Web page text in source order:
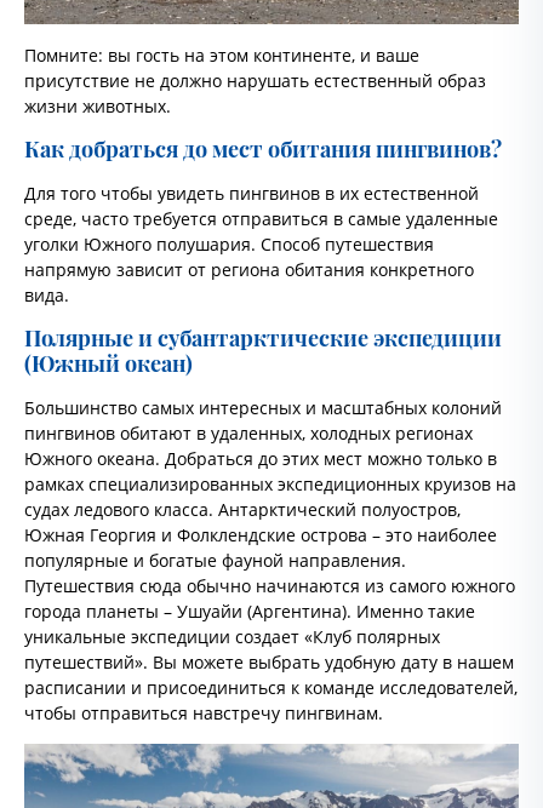
Помните: вы гость на этом континенте, и ваше
присутствие не должно нарушать естественный образ
жизни животных.
Как добраться до мест обитания пингвинов?
Для того чтобы увидеть пингвинов в их естественной
среде, часто требуется отправиться в самые удаленные
уголки Южного полушария. Способ путешествия
напрямую зависит от региона обитания конкретного
вида.
Полярные и субантарктические экспедиции
(Южный океан)
Большинство самых интересных и масштабных колоний
пингвинов обитают в удаленных, холодных регионах
Южного океана. Добраться до этих мест можно только в
рамках специализированных экспедиционных круизов на
судах ледового класса. Антарктический полуостров,
Южная Георгия и Фолклендские острова – это наиболее
популярные и богатые фауной направления.
Путешествия сюда обычно начинаются из самого южного
города планеты – Ушуайи (Аргентина). Именно такие
уникальные экспедиции создает «Клуб полярных
путешествий». Вы можете выбрать удобную дату в нашем
расписании и присоединиться к команде исследователей,
чтобы отправиться навстречу пингвинам.